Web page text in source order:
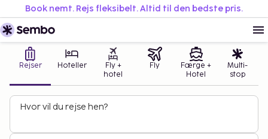
Book nemt. Rejs fleksibelt. Altid til den bedste pris.
Rejser Hoteller
Fly +
hotel
Fly
Færge +
Hotel
Multi-
stop
Hvor vil du rejse hen?